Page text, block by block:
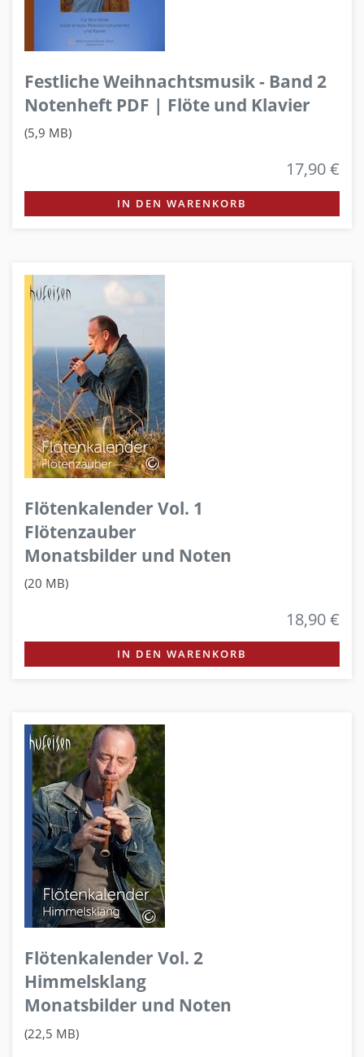
Festliche Weihnachtsmusik - Band 2
Notenheft PDF | Flöte und Klavier
(5,9 MB)
17,90 €
IN DEN WARENKORB
Flötenkalender Vol. 1
Flötenzauber
Monatsbilder und Noten
(20 MB)
18,90 €
IN DEN WARENKORB
Flötenkalender Vol. 2
Himmelsklang
Monatsbilder und Noten
(22,5 MB)